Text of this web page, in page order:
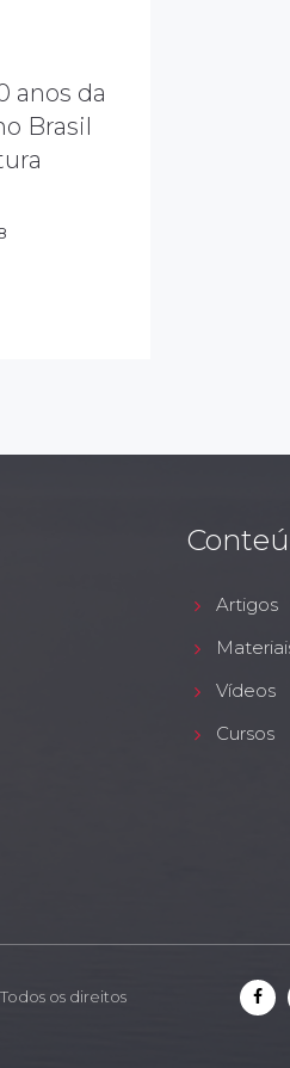
anos da
Brasil
Artigos
Vídeos
Cursos
os direitos